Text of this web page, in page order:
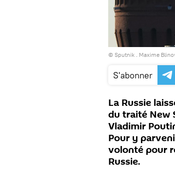
© Sputnik . Maxime
S'abonner
La Russie
du traité New
Vladimir
Pour y
volonté pour
Russie.